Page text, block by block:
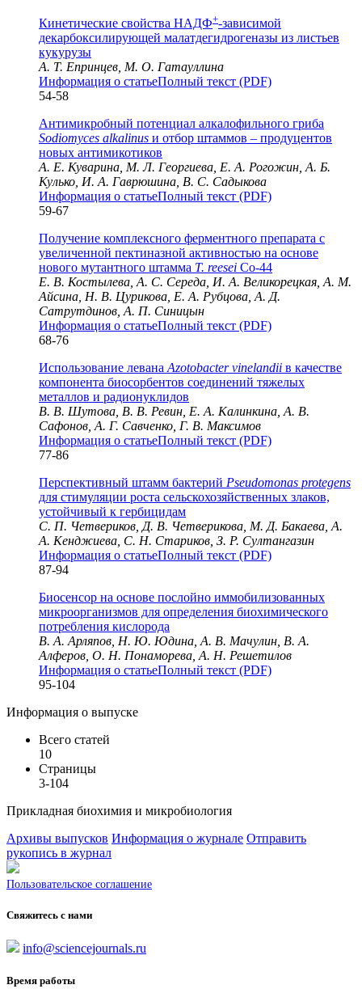
Кинетические свойства НАДФ+-зависимой
декарбоксилирующей малатдегидрогеназы из листьев
кукурузы
А. Т. Епринцев, М. О. Гатауллина
Информация о статьеПолный текст (PDF)
54-58
Антимикробный потенциал алкалофильного гриба
Sodiomyces alkalinus и отбор штаммов – продуцентов
новых антимикотиков
А. Е. Куварина, М. Л. Георгиева, Е. А. Рогожин, А. Б.
Кулько, И. А. Гаврюшина, В. С. Садыкова
Информация о статьеПолный текст (PDF)
59-67
Получение комплексного ферментного препарата с
увеличенной пектиназной активностью на основе
нового мутантного штамма T. reesei Cо-44
Е. В. Костылева, А. С. Середа, И. А. Великорецкая, А. М.
Айсина, Н. В. Цурикова, Е. А. Рубцова, А. Д.
Сатрутдинов, А. П. Синицын
Информация о статьеПолный текст (PDF)
68-76
Использование левана Azotobacter vinelandii в качестве
компонента биосорбентов соединений тяжелых
металлов и радионуклидов
В. В. Шутова, В. В. Ревин, Е. А. Калинкина, А. В.
Сафонов, А. Г. Савченко, Г. В. Максимов
Информация о статьеПолный текст (PDF)
77-86
Перспективный штамм бактерий Pseudomonas protegens
для стимуляции роста сельскохозяйственных злаков,
устойчивый к гербицидам
С. П. Четвериков, Д. В. Четверикова, М. Д. Бакаева, А.
А. Кенджиева, С. Н. Стариков, З. Р. Султангазин
Информация о статьеПолный текст (PDF)
87-94
Биосенсор на основе послойно иммобилизованных
микроорганизмов для определения биохимического
потребления кислорода
В. А. Арляпов, Н. Ю. Юдина, А. В. Мачулин, В. А.
Алферов, О. Н. Понаморева, А. Н. Решетилов
Информация о статьеПолный текст (PDF)
95-104
Информация о выпуске
Всего статей
10
Страницы
3-104
Прикладная биохимия и микробиология
Архивы выпусков Информация о журнале Отправить
рукопись в журнал
Пользовательское соглашение
Свяжитесь с нами
info@sciencejournals.ru
Время работы